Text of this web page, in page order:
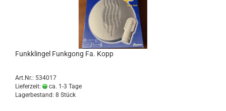
Funkklingel Funkgong Fa. Kopp
Art.Nr.: 534017
Lieferzeit:
ca. 1-3 Tage
Lagerbestand: 8 Stück